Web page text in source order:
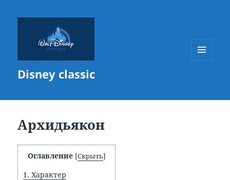
Disney classic
Архидьякон
Оглавление [Скрыть]
1. Характер